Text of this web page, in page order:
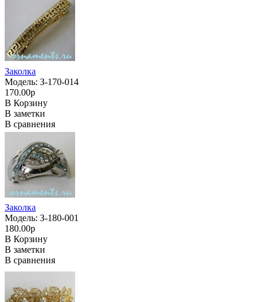
Заколка
Модель: З-170-014
170.00р
В Корзину
В заметки
В сравнения
Заколка
Модель: З-180-001
180.00р
В Корзину
В заметки
В сравнения